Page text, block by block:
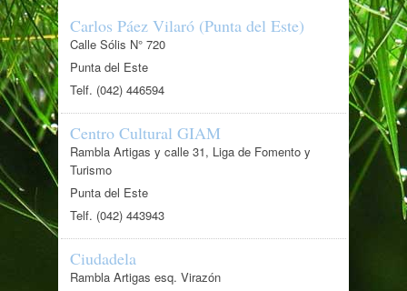
Carlos Páez Vilaró (Punta del Este)
Calle Sólis N° 720
Punta del Este
Telf. (042) 446594
Centro Cultural GIAM
Rambla Artigas y calle 31, Liga de Fomento y
Turismo
Punta del Este
Telf. (042) 443943
Ciudadela
Rambla Artigas esq. Virazón